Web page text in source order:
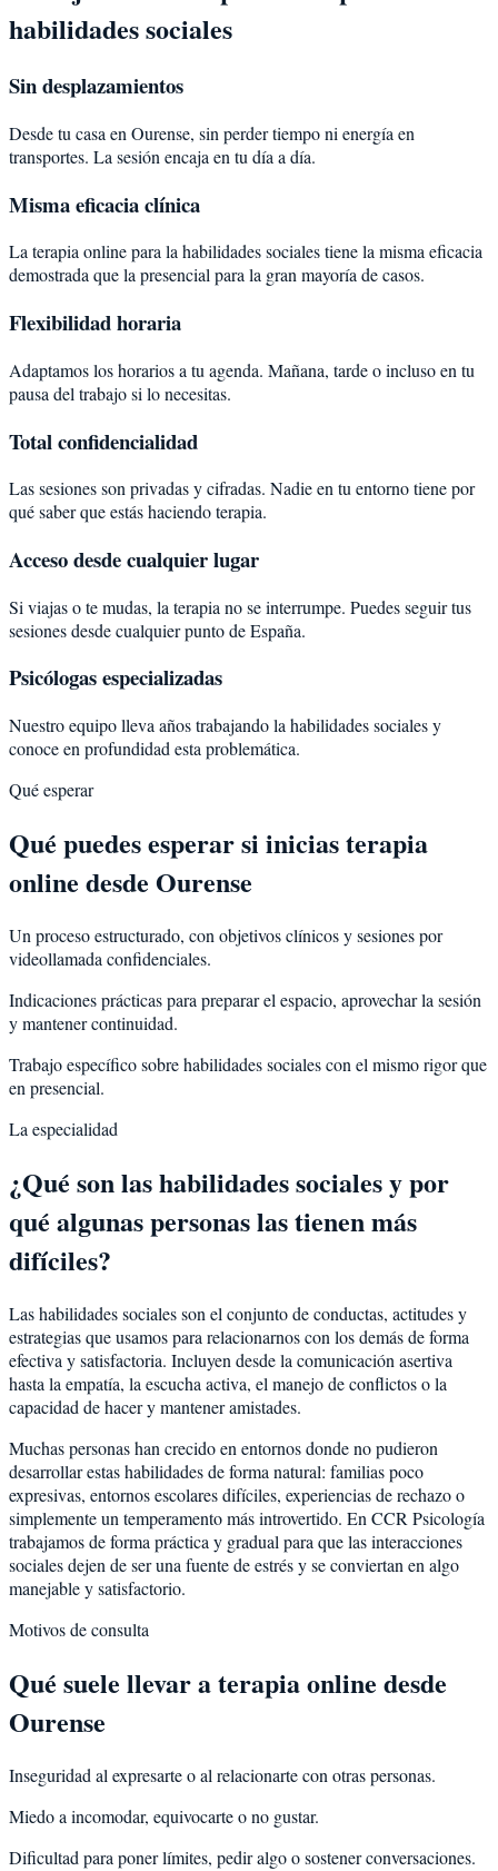
habilidades sociales
Sin desplazamientos
Desde tu casa en Ourense, sin perder tiempo ni energía en
transportes. La sesión encaja en tu día a día.
Misma eficacia clínica
La terapia online para la habilidades sociales tiene la misma eficacia
demostrada que la presencial para la gran mayoría de casos.
Flexibilidad horaria
Adaptamos los horarios a tu agenda. Mañana, tarde o incluso en tu
pausa del trabajo si lo necesitas.
Total confidencialidad
Las sesiones son privadas y cifradas. Nadie en tu entorno tiene por
qué saber que estás haciendo terapia.
Acceso desde cualquier lugar
Si viajas o te mudas, la terapia no se interrumpe. Puedes seguir tus
sesiones desde cualquier punto de España.
Psicólogas especializadas
Nuestro equipo lleva años trabajando la habilidades sociales y
conoce en profundidad esta problemática.
Qué esperar
Qué puedes esperar si inicias terapia
online desde Ourense
Un proceso estructurado, con objetivos clínicos y sesiones por
videollamada confidenciales.
Indicaciones prácticas para preparar el espacio, aprovechar la sesión
y mantener continuidad.
Trabajo específico sobre habilidades sociales con el mismo rigor que
en presencial.
La especialidad
¿Qué son las habilidades sociales y por
qué algunas personas las tienen más
difíciles?
Las habilidades sociales son el conjunto de conductas, actitudes y
estrategias que usamos para relacionarnos con los demás de forma
efectiva y satisfactoria. Incluyen desde la comunicación asertiva
hasta la empatía, la escucha activa, el manejo de conflictos o la
capacidad de hacer y mantener amistades.
Muchas personas han crecido en entornos donde no pudieron
desarrollar estas habilidades de forma natural: familias poco
expresivas, entornos escolares difíciles, experiencias de rechazo o
simplemente un temperamento más introvertido. En CCR Psicología
trabajamos de forma práctica y gradual para que las interacciones
sociales dejen de ser una fuente de estrés y se conviertan en algo
manejable y satisfactorio.
Motivos de consulta
Qué suele llevar a terapia online desde
Ourense
Inseguridad al expresarte o al relacionarte con otras personas.
Miedo a incomodar, equivocarte o no gustar.
Dificultad para poner límites, pedir algo o sostener conversaciones.